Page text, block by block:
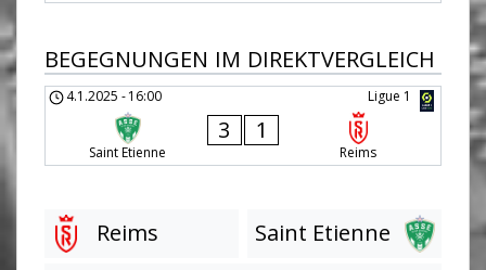
BEGEGNUNGEN IM DIREKTVERGLEICH
Ligue 1
4.1.2025 -16:00
Saint Etienne
3 1
Reims
Reims Saint Etienne